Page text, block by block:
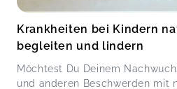
Krankheiten bei Kindern
begleiten und lindern
Möchtest Du Deinem
und anderen Beschwerden mit